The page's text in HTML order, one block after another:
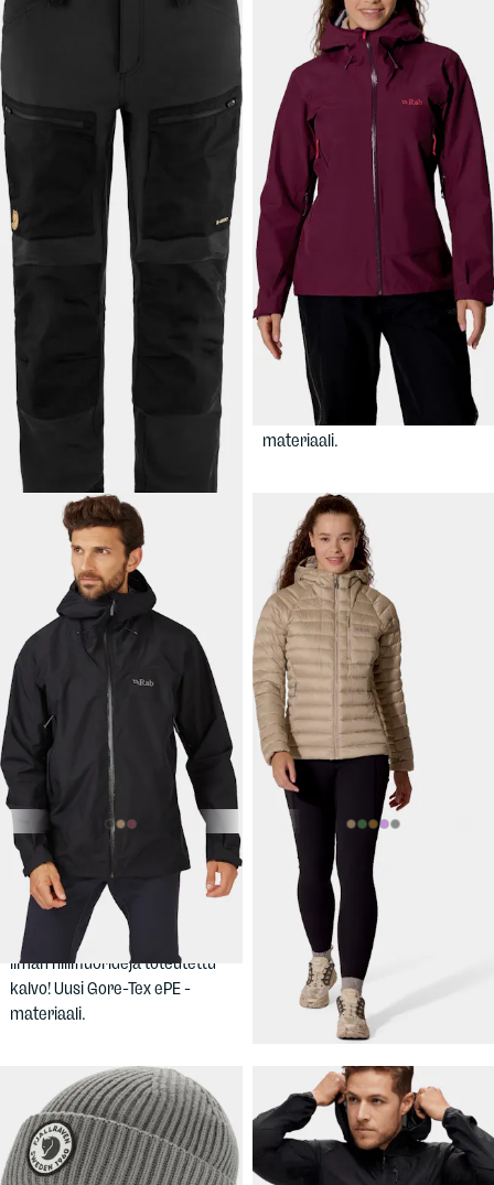
299 €
FJÄLLRÄVEN
Women's Keb Agile Winter
Trousers
Lämpimämmät softshell-
housut naisille, syksyyn ja
talveen. Retkeilijän ja ulkoilijan
valinta!
379,90 €
RAB
Namche GTX Jacket
Naisten kolmikerroskuori.
100% kierrätetty kangas ja
ilman hiilifluorideja toteutettu
kalvo! Uusi Gore-Tex ePE -
materiaali.
379,90 €
RABMen's
Namche GTX Jacket
Miesten kolmikerroskuori.
100% kierrätetty kangas ja
ilman hiilifluorideja toteutettu
kalvo! Uusi Gore-Tex ePE -
materiaali.
RAB Women's
Microlight Alpine Hoody
Kevyt untsikka naisille -
täytteenä vettähylkivää
untuvaa.